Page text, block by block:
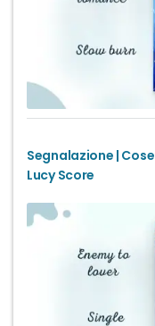
Segnalazione |
Lucy Score